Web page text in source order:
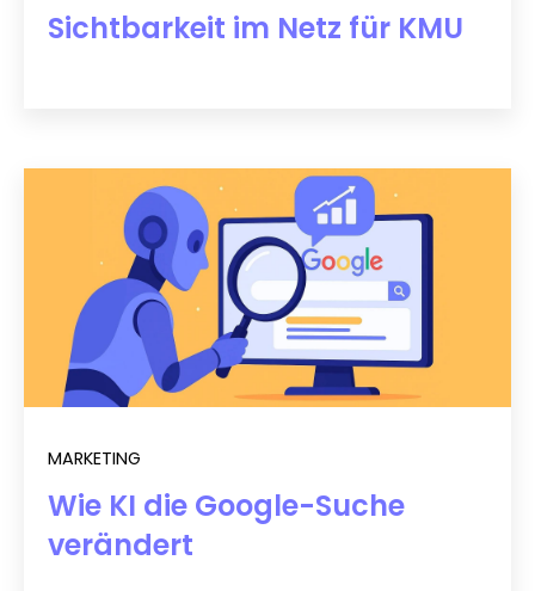
Sichtbarkeit im Netz für KMU
MARKETING
Wie KI die Google-Suche
verändert